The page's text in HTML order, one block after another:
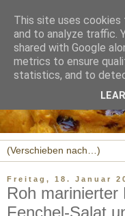
Freitag, 18. Januar
Roh marinierter
Fenchel-Salat
This site uses
and to analyze traffic.
shared with Google
metrics to ensure
statistics, and to